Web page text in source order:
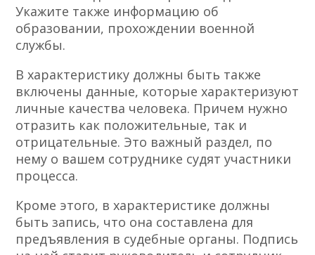
Укажите также информацию об
образовании, прохождении военной
службы.
В характеристику должны быть также
включены данные, которые характеризуют
личные качества человека. Причем нужно
отразить как положительные, так и
отрицательные. Это важный раздел, по
нему о вашем сотруднике судят участники
процесса.
Кроме этого, в характеристике должны
быть запись, что она составлена для
предъявления в судебные органы. Подпись